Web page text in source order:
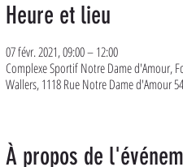
Heure et lieu
07 févr. 2021, 09:00 – 12:00
Complexe Sportif Notre Dame d'Amour,
Wallers, 1118 Rue Notre Dame d'Amour
À propos de